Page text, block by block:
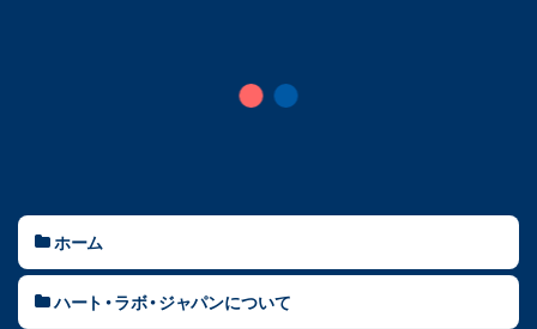
ホーム
ハート・ラボ・ジャパンについて